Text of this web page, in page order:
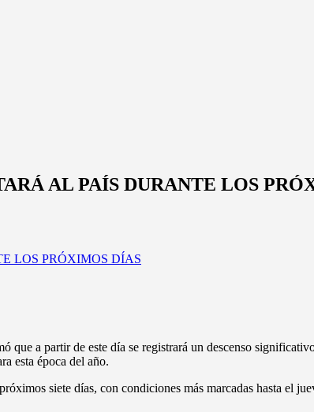
AL PAÍS DURANTE LOS
a partir de este día se registrará un descenso
esta época del año.
siete días, con condiciones más marcadas hasta el